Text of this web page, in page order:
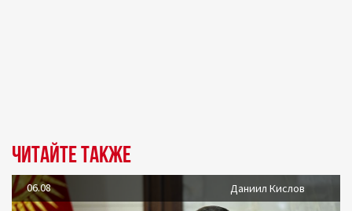
Читайте также
06.08 Даниил Кислов